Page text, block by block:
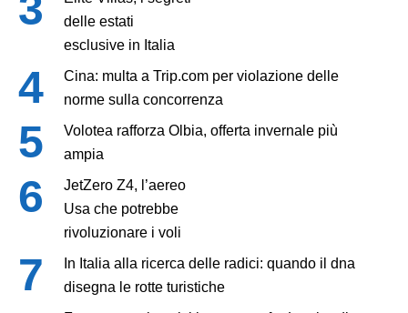
delle estati
esclusive in Italia
Cina: multa a Trip.com per violazione delle
norme sulla concorrenza
Volotea rafforza Olbia, offerta invernale più
ampia
JetZero Z4, l’aereo
Usa che potrebbe
rivoluzionare i voli
In Italia alla ricerca delle radici: quando il dna
disegna le rotte turistiche